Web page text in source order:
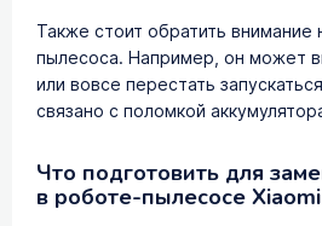
Также стоит обратить
пылесоса. Например, он может
или вовсе перестать
связано с поломкой
Что подготовить для
в роботе-пылесосе Xiaomi